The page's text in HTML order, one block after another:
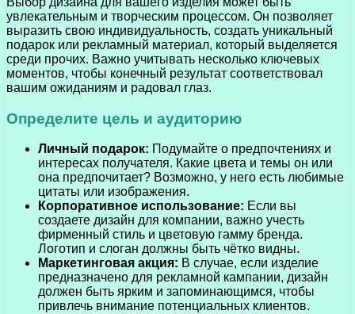
увлекательным и творческим процессом. Он позволяет
выразить свою индивидуальность, создать уникальный
подарок или рекламный материал, который выделяется
среди прочих. Важно учитывать несколько ключевых
моментов, чтобы конечный результат соответствовал
вашим ожиданиям и радовал глаз.
Определите цель и аудиторию
Личный подарок: Подумайте о предпочтениях и
интересах получателя. Какие цвета и темы он или
она предпочитает? Возможно, у него есть любимые
цитаты или изображения.
Корпоративное использование: Если вы
создаете дизайн для компании, важно учесть
фирменный стиль и цветовую гамму бренда.
Логотип и слоган должны быть чётко видны.
Маркетинговая акция: В случае, если изделие
предназначено для рекламной кампании, дизайн
должен быть ярким и запоминающимся, чтобы
привлечь внимание потенциальных клиентов.